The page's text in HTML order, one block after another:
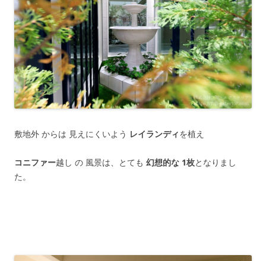
敷地外 からは 見えにくいよう レイランディを植え
コニファー越し の 風景は、とても 幻想的な 1枚となりまし
た。